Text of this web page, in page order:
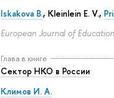
Iskakova B., Kleinlein E. V.,
European Journal of
Глава в книге
Сектор НКО в России
Климов И. А.